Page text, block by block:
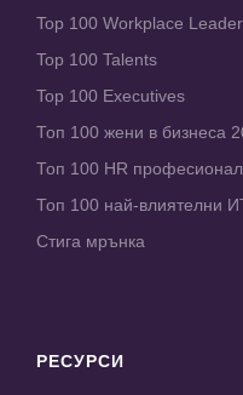
Top 100 Workplace
Top 100 Talents
Top 100 Executives
Топ 100 жени в бизнеса
Топ 100 HR
Топ 100 най-влиятелни
Стига мрънка
РЕСУРСИ